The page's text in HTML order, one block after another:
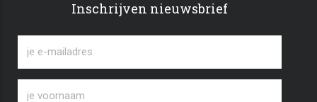
Inschrijven nieuwsbrief